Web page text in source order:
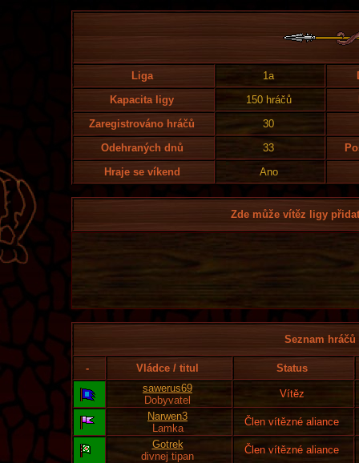
Liga 1a
Kapacita ligy
150 hráčů
Zaregistrováno hráčů
30
Odehraných dnů
33
Hraje se víkend
Ano
Zde může vítěz ligy
Seznam
- Vládce / titul
Status
sawerus69
Dobyvatel
Vítěz
Narwen3
Lamka
Člen vítězné aliance
Gotrek
divnej tipan
Člen vítězné aliance